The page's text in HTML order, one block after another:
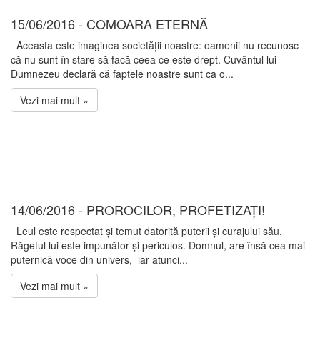
15/06/2016 - COMOARA ETERNĂ
Aceasta este imaginea societății noastre: oamenii nu recunosc
că nu sunt în stare să facă ceea ce este drept. Cuvântul lui
Dumnezeu declară că faptele noastre sunt ca o...
Vezi mai mult »
14/06/2016 - PROROCILOR, PROFETIZAȚI!
Leul este respectat și temut datorită puterii și curajului său.
Răgetul lui este impunător și periculos. Domnul, are însă cea mai
puternică voce din univers, iar atunci...
Vezi mai mult »